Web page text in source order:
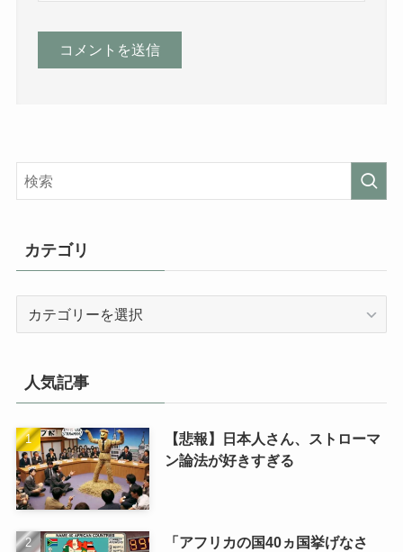
カテゴリ
人気記事
【悲報】日本人さん、ストローマ
ン論法が好きすぎる
「アフリカの国40ヵ国挙げなさ